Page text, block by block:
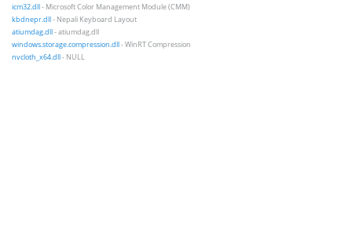
icm32.dll- Microsoft Color Management Module (CMM)
kbdnepr.dll- Nepali Keyboard Layout
atiumdag.dll- atiumdag.dll
windows.storage.compression.dll- WinRT Compression
nvcloth_x64.dll- NULL